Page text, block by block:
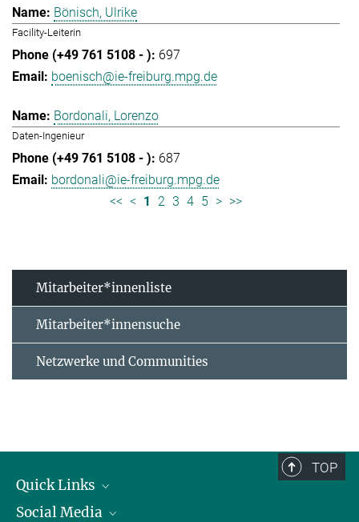
Bönisch, Ulrike
Facility-Leiterin
697
boenisch@ie-freiburg.mpg.de
Bordonali, Lorenzo
Daten-Ingenieur
687
bordonali@ie-freiburg.mpg.de
<< < 1 2 3 4 5 > >>
Mitarbeiter*innenliste
Mitarbeiter*innensuche
Netzwerke und Communities
TOP
Quick Links
Forschungsgruppen
Social Media